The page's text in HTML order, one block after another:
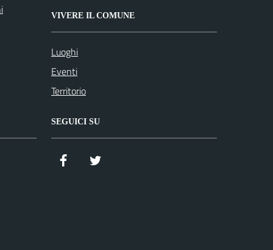
VIVERE IL COMUNE
Luoghi
Eventi
Territorio
SEGUICI SU
Facebook